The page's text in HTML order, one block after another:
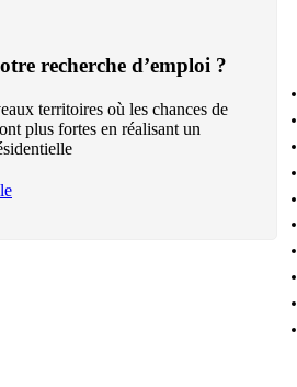
recherche d’emploi ?
territoires où les chances de
plus fortes en réalisant un